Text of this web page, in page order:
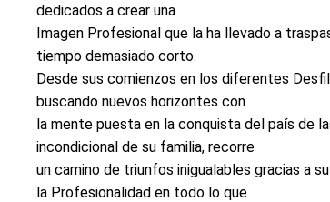
dedicados a crear una
Imagen Profesional que la ha llevado a
tiempo demasiado corto.
Desde sus comienzos en los diferentes
buscando nuevos horizontes con
la mente puesta en la conquista del país de
incondicional de su familia, recorre
un camino de triunfos inigualables gracias a
la Profesionalidad en todo lo que